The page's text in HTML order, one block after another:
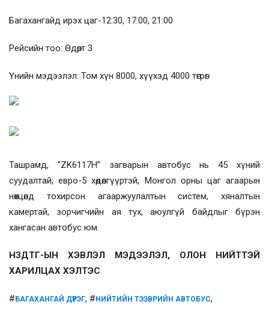
Багахангайд ирэх цаг-12:30, 17:00, 21:00
Рейсийн тоо: Өдөрт 3
Үнийн мэдээлэл: Том хүн 8000, хүүхэд 4000 төгрөг
Ташрамд, “ZK6117H” загварын автобус нь 45 хүний
суудалтай, евро-5 хөдөлгүүртэй, Монгол орны цаг агаарын
нөхцөлд тохирсон агааржуулалтын систем, хяналтын
камертай, зорчигчийн ая тух, аюулгүй байдлыг бүрэн
хангасан автобус юм.
НЗДТГ-ЫН ХЭВЛЭЛ МЭДЭЭЛЭЛ, ОЛОН НИЙТТЭЙ
ХАРИЛЦАХ ХЭЛТЭС
# БАГАХАНГАЙ ДҮҮРЭГ, # НИЙТИЙН ТЭЭВРИЙН АВТОБУС,